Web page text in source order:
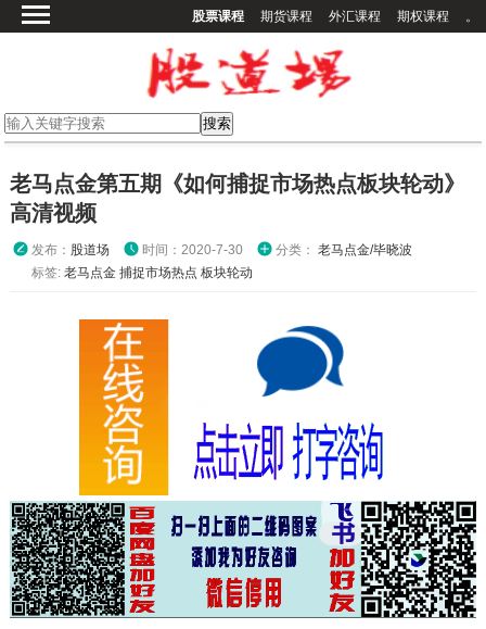
股票课程 期货课程 外汇课程 期权课程 。
期货课程
外汇课程
其他课程
老马点金第五期《如何捕捉市场热点板块轮动》
高清视频
发布： 股道场 时间：2020-7-30 分类： 老马点金/毕晓波
标签: 老马点金 捕捉市场热点 板块轮动